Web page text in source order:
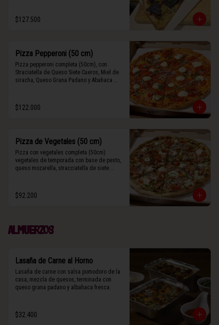
$127.500
Pizza Pepperoni (50 cm)
Pizza pepperoni completa (50cm), con
Straciatella de Queso Siete Cueros, Miel de
siracha, Queso Grana Padano y Abahaca
$122.000
Pizza de Vegetales (50 cm)
Pizza con vegetales completa (50cm)
vegetales de temporada con base de pesto,
queso mozarella, stracciatella de siete
padano y albahaca fresca.
$92.200
Almuerzos
Lasaña de Carne al Horno
Lasaña de carne con salsa pomodoro de la
casa, mezcla de quesos, terminada con
queso grana padano y albahaca fresca.
$32.400